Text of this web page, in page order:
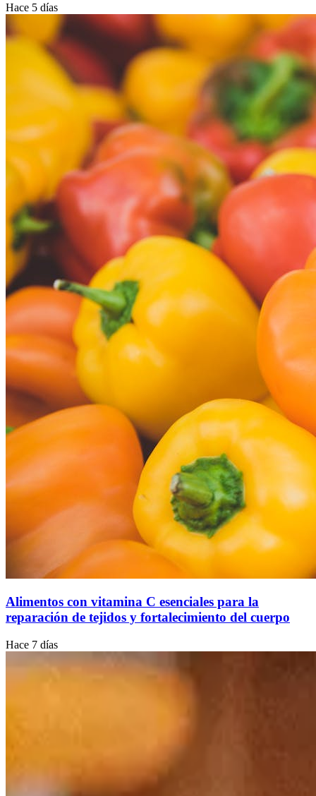
Hace 5 días
Alimentos con vitamina C esenciales para la
reparación de tejidos y fortalecimiento del cuerpo
Hace 7 días